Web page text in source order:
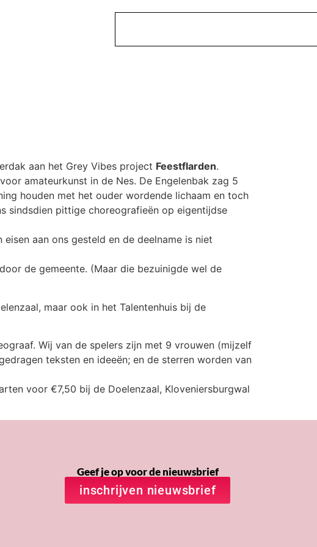
aan het Grey Vibes project Feestflarden.
amateurkunst in de Nes. De Engelenbak zag 5
houden met het ouder wordende lichaam en toch
sindsdien pittige choreografieën op eigentijdse
aan ons gesteld en de deelname is niet
de gemeente. (Maar die bezuinigde wel de
maar ook in het Talentenhuis bij de
Wij van de spelers zijn met 9 vrouwen (mijzelf
teksten en ideeën; en de sterren worden van
voor €7,50 bij de Doelenzaal, Kloveniersburgwal
Geef je op voor de nieuwsbrief
inschrijven nieuwsbrief